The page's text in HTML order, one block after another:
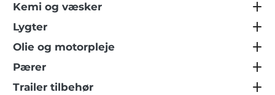
Kemi og væsker
Lygter
Olie og motorpleje
Pærer
Trailer tilbehør